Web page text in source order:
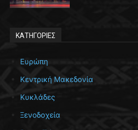
ΚΑΤΗΓΟΡΙΕΣ
Ευρώπη
Κεντρική Μακεδονία
Κυκλάδες
Ξενοδοχεία